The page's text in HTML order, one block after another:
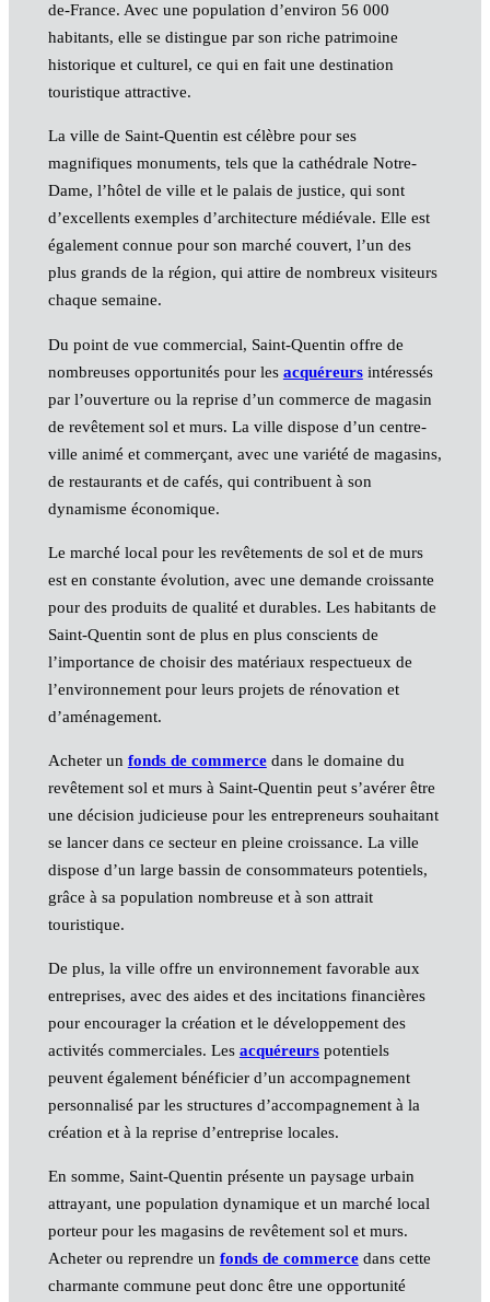
de-France. Avec une population d’environ 56 000
habitants, elle se distingue par son riche patrimoine
historique et culturel, ce qui en fait une destination
touristique attractive.
La ville de Saint-Quentin est célèbre pour ses
magnifiques monuments, tels que la cathédrale Notre-
Dame, l’hôtel de ville et le palais de justice, qui sont
d’excellents exemples d’architecture médiévale. Elle est
également connue pour son marché couvert, l’un des
plus grands de la région, qui attire de nombreux visiteurs
chaque semaine.
Du point de vue commercial, Saint-Quentin offre de
nombreuses opportunités pour les acquéreursintéressés
par l’ouverture ou la reprise d’un commerce de magasin
de revêtement sol et murs. La ville dispose d’un centre-
ville animé et commerçant, avec une variété de magasins,
de restaurants et de cafés, qui contribuent à son
dynamisme économique.
Le marché local pour les revêtements de sol et de murs
est en constante évolution, avec une demande croissante
pour des produits de qualité et durables. Les habitants de
Saint-Quentin sont de plus en plus conscients de
l’importance de choisir des matériaux respectueux de
l’environnement pour leurs projets de rénovation et
d’aménagement.
Acheter un fonds de commercedans le domaine du
revêtement sol et murs à Saint-Quentin peut s’avérer être
une décision judicieuse pour les entrepreneurs souhaitant
se lancer dans ce secteur en pleine croissance. La ville
dispose d’un large bassin de consommateurs potentiels,
grâce à sa population nombreuse et à son attrait
touristique.
De plus, la ville offre un environnement favorable aux
entreprises, avec des aides et des incitations financières
pour encourager la création et le développement des
activités commerciales. Les acquéreurspotentiels
peuvent également bénéficier d’un accompagnement
personnalisé par les structures d’accompagnement à la
création et à la reprise d’entreprise locales.
En somme, Saint-Quentin présente un paysage urbain
attrayant, une population dynamique et un marché local
porteur pour les magasins de revêtement sol et murs.
Acheter ou reprendre un fonds de commercedans cette
charmante commune peut donc être une opportunité